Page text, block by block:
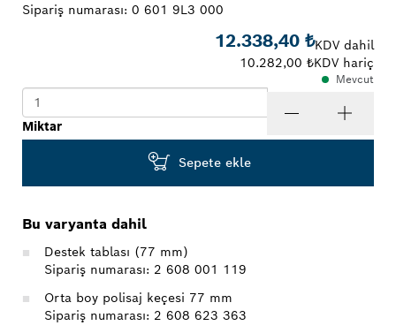
Sipariş numarası: 0 601 9L3 000
12.338,40 ₺KDV dahil
10.282,00 ₺KDV hariç
Mevcut
Miktar
Sepete ekle
Bu varyanta dahil
Destek tablası (77 mm)
Sipariş numarası: 2 608 001 119
Orta boy polisaj keçesi 77 mm
Sipariş numarası: 2 608 623 363